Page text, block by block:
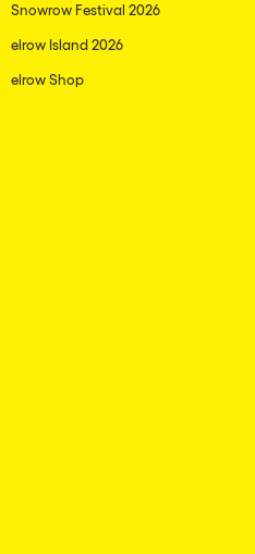
Snowrow Festival 2026
elrow Island 2026
elrow Shop
linkedin
en youtube